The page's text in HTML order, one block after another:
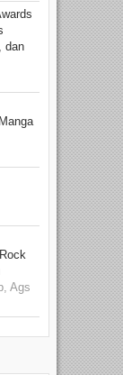
dan
Ags